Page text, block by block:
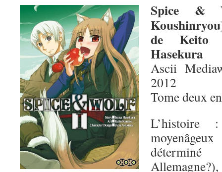
Spice &
de Keito
Hasekura
Ascii
2012
Tome deux
L’histoire